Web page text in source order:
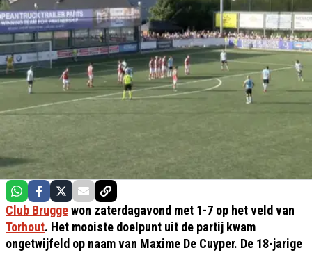
Club Bruggewon zaterdagavond met 1-7 op het veld van
Torhout. Het mooiste doelpunt uit de partij kwam
ongetwijfeld op naam van Maxime De Cuyper. De 18-jarige